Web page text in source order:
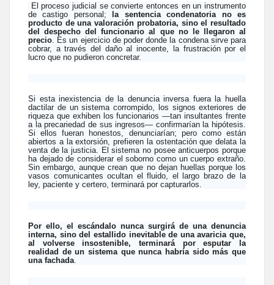
El proceso judicial se convierte entonces en un instrumento
de castigo personal;
la sentencia condenatoria no es
producto de una valoración probatoria, sino el resultado
del despecho del funcionario al que no le llegaron al
precio. Es un ejercicio de poder donde la condena sirve para
cobrar, a través del daño al inocente, la frustración por el
lucro que no pudieron concretar.
Si esta inexistencia de la denuncia inversa fuera la huella
dactilar de un sistema corrompido, los signos exteriores de
riqueza que exhiben los funcionarios —tan insultantes frente
a la precariedad de sus ingresos— confirmarían la hipótesis.
Si ellos fueran honestos, denunciarían; pero como están
abiertos a la extorsión, prefieren la ostentación que delata la
venta de la justicia. El sistema no posee anticuerpos porque
ha dejado de considerar el soborno como un cuerpo extraño.
Sin embargo, aunque crean que no dejan huellas porque los
vasos comunicantes ocultan el fluido, el largo brazo de la
ley, paciente y certero, terminará por capturarlos.
Por ello, el escándalo nunca surgirá de una denuncia
interna, sino del estallido inevitable de una avaricia que,
al volverse insostenible, terminará por esputar la
realidad de un sistema que nunca habría sido más que
una fachada.